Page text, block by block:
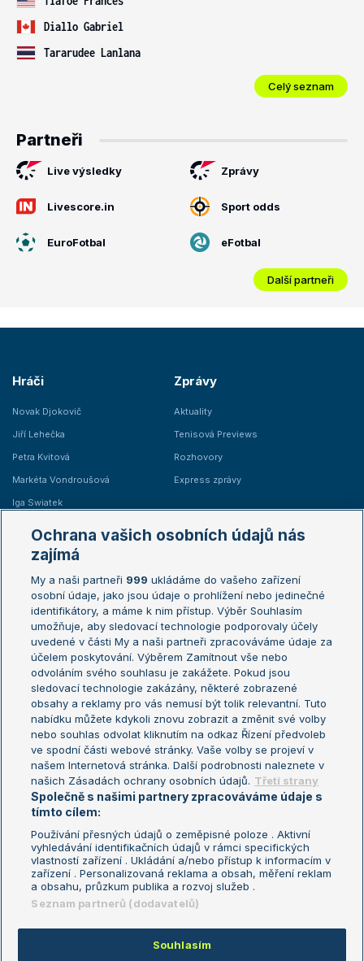
Diallo Gabriel
Tararudee Lanlana
Celý seznam
Partneři
Live výsledky Zprávy
Livescore.in Sport odds
EuroFotbal eFotbal
Další partneři
Hráči
Novak Djokovič
Jiří Lehečka
Petra Kvitová
Markéta Vondroušová
Iga Swiatek
Zprávy
Aktuality
Tenisová Previews
Rozhovory
Express zprávy
Žebříčky
Žebříček ATP (muži)
Žebříček WTA (ženy)
Sázkařský žebříček
Australian Open
French Open
Wimbledon
US Open
Turnaj mistrů
Turnaj mistryň
Aktualní trendy
Fotbalové přestupy
Livesport Daily
LS Prague Open
Podmínky užití
Nastavení soukromí
GDPR a žurnalistika
Reklama
Kontakt
Informace o zpracování osobních
údajů
Ochrana vašich osobních údajů nás
zajímá
My a naši partneři 999 ukládáme do vašeho zařízení
osobní údaje, jako jsou údaje o prohlížení nebo jedinečné
identifikátory, a máme k nim přístup. Výběr Souhlasím
umožňuje, aby sledovací technologie podporovaly účely
uvedené v části My a naši partneři zpracováváme údaje za
účelem poskytování. Výběrem Zamítnout vše nebo
odvoláním svého souhlasu je zakážete. Pokud jsou
sledovací technologie zakázány, některé zobrazené
obsahy a reklamy pro vás nemusí být tolik relevantní. Tuto
nabídku můžete kdykoli znovu zobrazit a změnit své volby
nebo souhlas odvolat kliknutím na odkaz Řízení předvoleb
ve spodní části webové stránky. Vaše volby se projeví v
našem Internetová stránka. Další podrobnosti naleznete v
našich Zásadách ochrany osobních údajů. Třetí strany
Společně s našimi partnery zpracováváme údaje s
tímto cílem:
Používání přesných údajů o zeměpisné poloze . Aktivní
vyhledávání identifikačních údajů v rámci specifických
vlastností zařízení . Ukládání a/nebo přístup k informacím v
zařízení . Personalizovaná reklama a obsah, měření reklam
a obsahu, průzkum publika a rozvoj služeb .
Seznam partnerů (dodavatelů)
Souhlasím